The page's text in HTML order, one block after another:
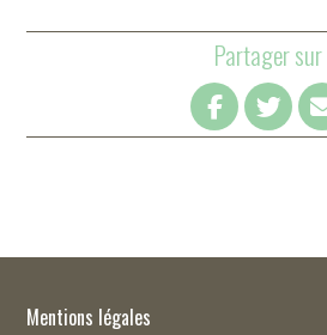
Partager sur
Mentions légales